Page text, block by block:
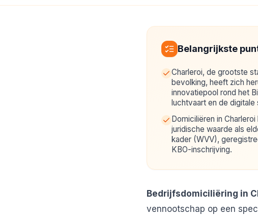
Belangrijkste
Charleroi, de grootste
bevolking, heeft zich
innovatiepool rond het
luchtvaart en de
Domiciliëren in
juridische waarde als
kader (WVV),
KBO-inschrijving.
Bedrijfsdomiciliëring in
vennootschap op een